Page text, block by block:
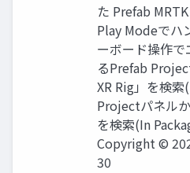
た Prefab
Play Modeでハ
ーボード操作
るPrefab
XR Rig」を検索
Projectパネルか
を検索(In
Copyright ©
30